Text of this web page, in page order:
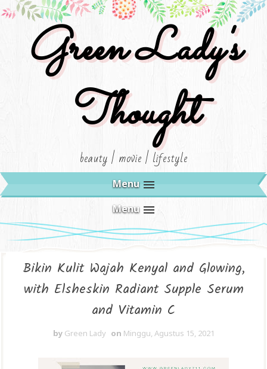
Green Lady's
Thought
beauty | movie | lifestyle
Menu
Menu
Bikin Kulit Wajah Kenyal and Glowing,
with Elsheskin Radiant Supple Serum
and Vitamin C
by Green Lady on Minggu, Agustus 15, 2021